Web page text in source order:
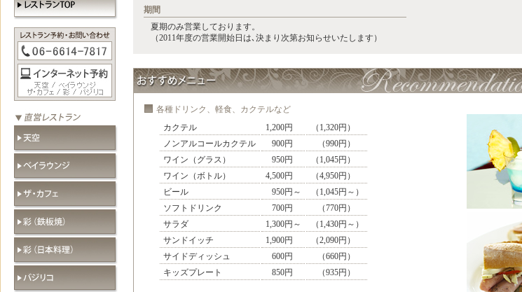
期間
夏期のみ営業しております。
（2011年度の営業開始日は､決まり次第お知らせいたします）
各種ドリンク、軽食、カクテルなど
カクテル
1,200円
（1,320円）
ノンアルコールカクテル
900円
（990円）
ワイン（グラス）
950円
（1,045円）
ワイン（ボトル）
4,500円
（4,950円）
ビール
950円～
（1,045円～）
ソフトドリンク
700円
（770円）
サラダ
1,300円～
（1,430円～）
サンドイッチ
1,900円
（2,090円）
サイドディッシュ
600円
（660円）
キッズプレート
850円 （935円）